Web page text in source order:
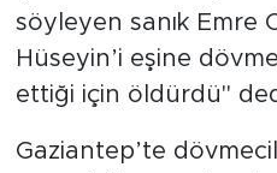
söyleyen sanık Emre
Hüseyin’i eşine
ettiği için öldürdü"
Gaziantep’te